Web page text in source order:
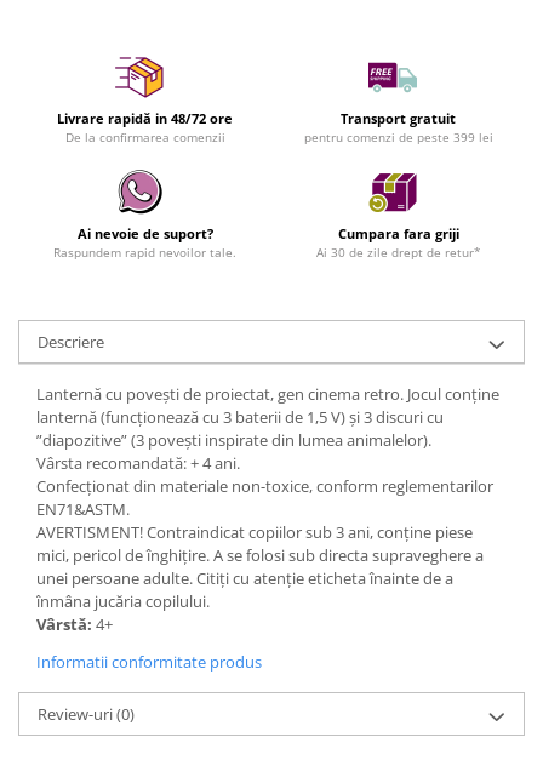
Livrare rapidă in 48/72 ore
De la confirmarea comenzii
Transport gratuit
pentru comenzi de peste 399 lei
Ai nevoie de suport?
Raspundem rapid nevoilor tale.
Cumpara fara griji
Ai 30 de zile drept de retur*
Descriere
Lanternă cu poveşti de proiectat, gen cinema retro. Jocul conţine
lanternă (funcționează cu 3 baterii de 1,5 V) şi 3 discuri cu
”diapozitive” (3 poveşti inspirate din lumea animalelor).
Vârsta recomandată: + 4 ani.
Confecţionat din materiale non-toxice, conform reglementarilor
EN71&ASTM.
AVERTISMENT! Contraindicat copiilor sub 3 ani, conţine piese
mici, pericol de înghițire. A se folosi sub directa supraveghere a
unei persoane adulte. Citiţi cu atenţie eticheta înainte de a
înmâna jucăria copilului.
Vârstă: 4+
Informatii conformitate produs
Review-uri(0)